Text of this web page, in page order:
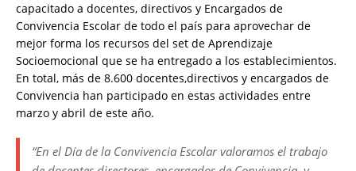
capacitado a docentes, directivos y Encargados de
Convivencia Escolar de todo el país para aprovechar de
mejor forma los recursos del set de Aprendizaje
Socioemocional que se ha entregado a los establecimientos.
En total, más de 8.600 docentes,directivos y encargados de
Convivencia han participado en estas actividades entre
marzo y abril de este año.
“En el Día de la Convivencia Escolar valoramos el trabajo